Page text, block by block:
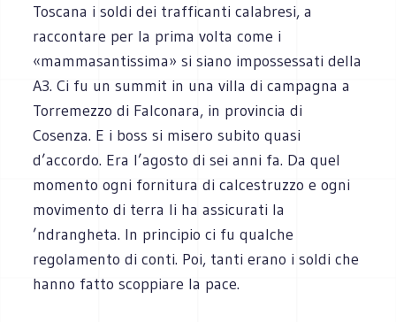
Toscana i soldi dei trafficanti calabresi, a
raccontare per la prima volta come i
«mammasantissima» si siano impossessati della
A3. Ci fu un summit in una villa di campagna a
Torremezzo di Falconara, in provincia di
Cosenza. E i boss si misero subito quasi
d’accordo. Era l’agosto di sei anni fa. Da quel
momento ogni fornitura di calcestruzzo e ogni
movimento di terra li ha assicurati la
’ndrangheta. In principio ci fu qualche
regolamento di conti. Poi, tanti erano i soldi che
hanno fatto scoppiare la pace.